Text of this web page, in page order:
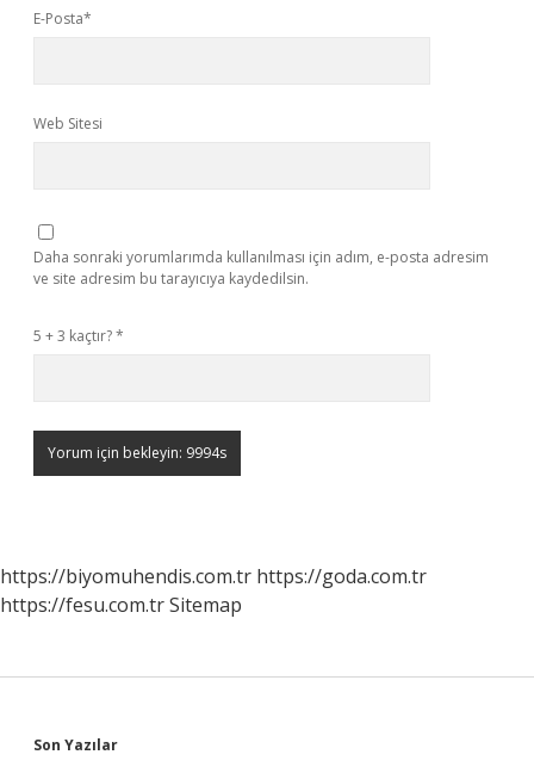
E-Posta*
Web Sitesi
Daha sonraki yorumlarımda kullanılması için adım, e-posta adresim
ve site adresim bu tarayıcıya kaydedilsin.
5 + 3 kaçtır?*
https://biyomuhendis.com.tr https://goda.com.tr
https://fesu.com.trSitemap
Son Yazılar